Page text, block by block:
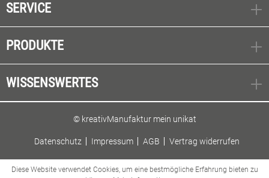
SERVICE
PRODUKTE
WISSENSWERTES
© kreativManufaktur mein unikat
Datenschutz Impressum AGB Vertrag widerrufen
Diese Website verwendet Cookies, um eine bestmögliche Erfahrung bieten zu